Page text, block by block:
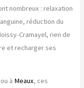
nombreux : relaxation
réduction du
Cramayel, rien de
et recharger ses
ou à Meaux, ces